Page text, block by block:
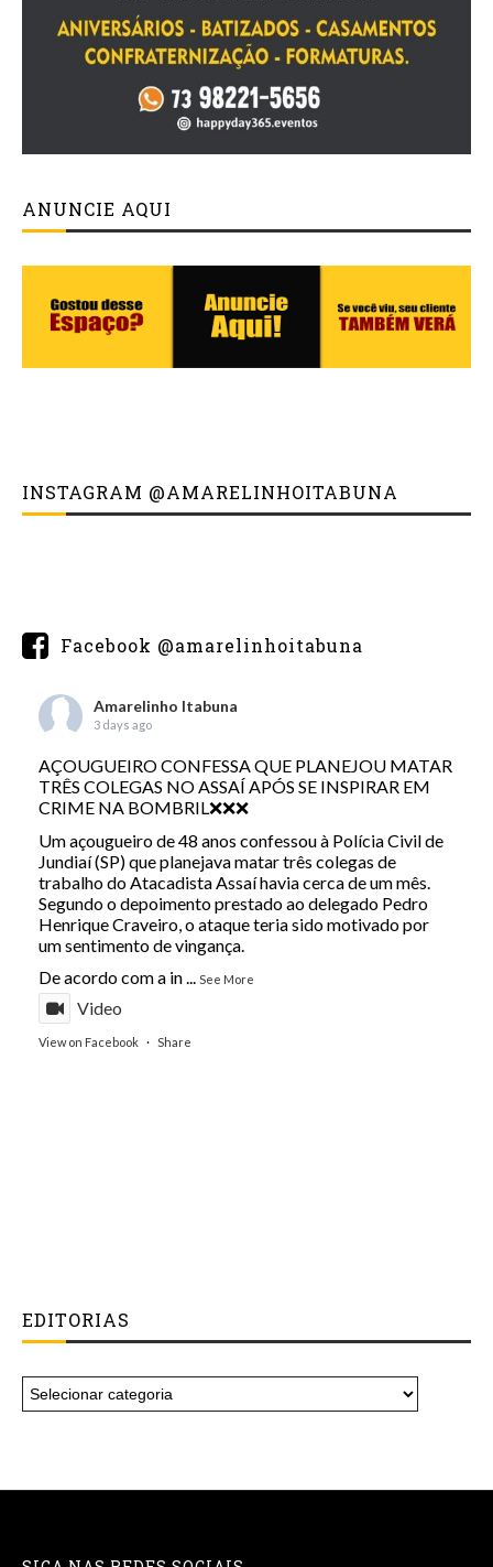
ANUNCIE AQUI
INSTAGRAM @AMARELINHOITABUNA
Facebook @amarelinhoitabuna
Amarelinho Itabuna
3 days ago
AÇOUGUEIRO CONFESSA QUE PLANEJOU MATAR
TRÊS COLEGAS NO ASSAÍ APÓS SE INSPIRAR EM
CRIME NA BOMBRIL❌❌❌
Um açougueiro de 48 anos confessou à Polícia Civil de
Jundiaí (SP) que planejava matar três colegas de
trabalho do Atacadista Assaí havia cerca de um mês.
Segundo o depoimento prestado ao delegado Pedro
Henrique Craveiro, o ataque teria sido motivado por
um sentimento de vingança.
De acordo com a in... See More
Video
View on Facebook · Share
EDITORIAS